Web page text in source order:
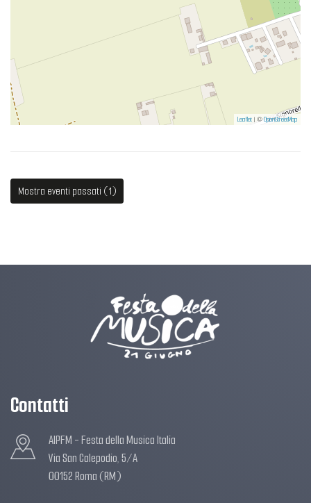
Leaflet | ©OpenStreetMap
Mostra eventi passati (1)
Contatti
AIPFM - Festa della Musica Italia
Via San Calepodio, 5/A
00152 Roma (RM)